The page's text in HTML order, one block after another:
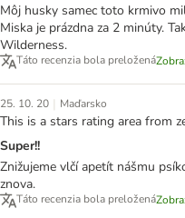
Môj husky samec toto krmivo
Miska je prázdna za 2 minúty.
Wilderness.
Táto recenzia bola preložená
25. 10. 20 | Maďarsko
This is a stars rating area from
Super!!
Znižujeme vlčí apetít nášmu
znova.
Táto recenzia bola preložená